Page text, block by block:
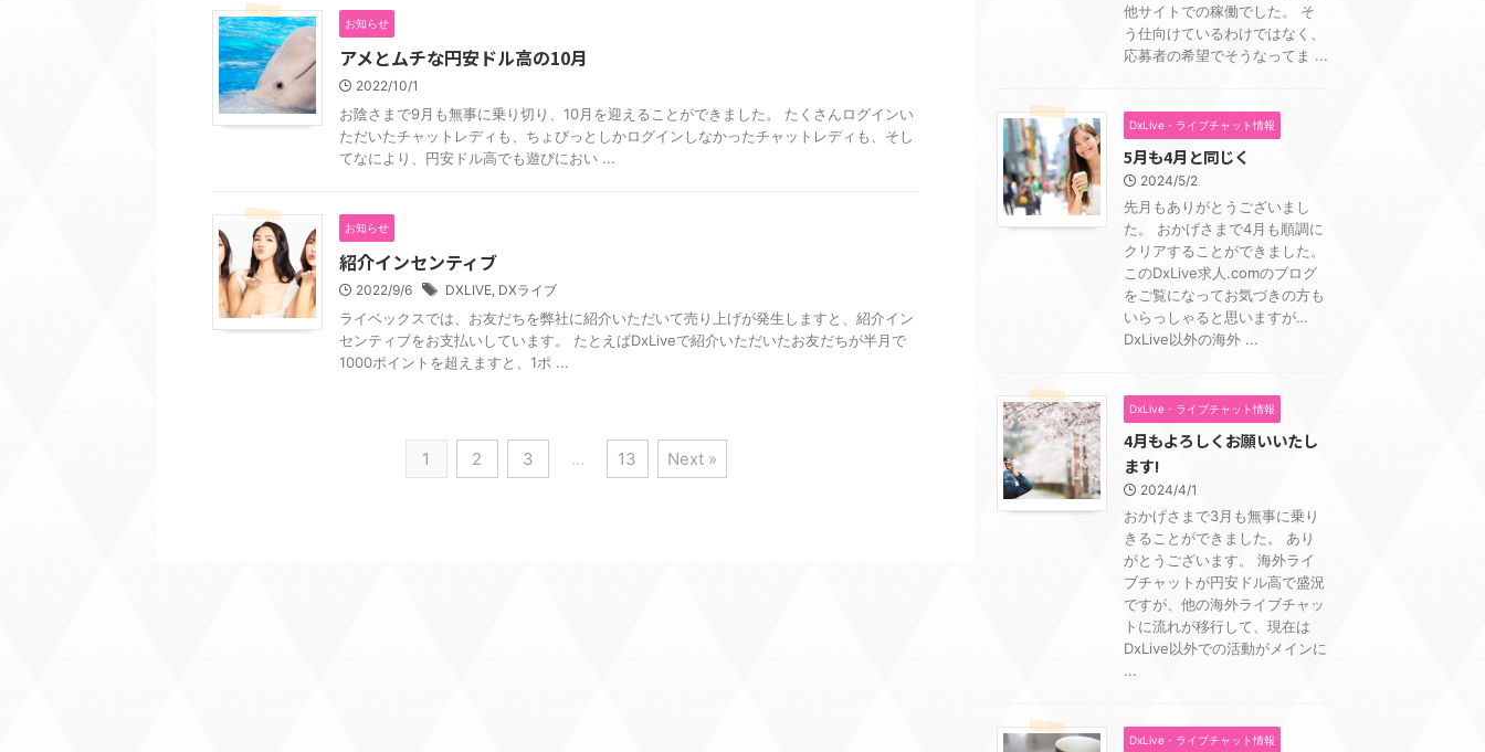
お知らせ
アメとムチな円安ドル高の10月
2022/10/1
お陰さまで9月も無事に乗り切り、10月を迎えることができました。 たくさんログインい
ただいたチャットレディも、ちょびっとしかログインしなかったチャットレディも、そし
てなにより、円安ドル高でも遊びにおい ...
お知らせ
紹介インセンティブ
2022/9/6 DXLIVE DXライブ
ライベックスでは、お友だちを弊社に紹介いただいて売り上げが発生しますと、紹介イン
センティブをお支払いしています。 たとえばDxLiveで紹介いただいたお友だちが半月で
1000ポイントを超えますと、1ポ ...
1 2 3 … 13 Next »
他サイトでの稼働でした。 そ
う仕向けているわけではなく、
応募者の希望でそうなってま ...
DxLive・ライブチャット情報
5月も4月と同じく
2024/5/2
先月もありがとうございまし
た。 おかげさまで4月も順調に
クリアすることができました。
このDxLive求人.comのブログ
をご覧になってお気づきの方も
いらっしゃると思いますが…
DxLive以外の海外 ...
DxLive・ライブチャット情報
4月もよろしくお願いいたし
ます!
2024/4/1
おかげさまで3月も無事に乗り
きることができました。 あり
がとうございます。 海外ライ
ブチャットが円安ドル高で盛況
ですが、他の海外ライブチャッ
トに流れが移行して、現在は
DxLive以外での活動がメインに
...
DxLive・ライブチャット情報